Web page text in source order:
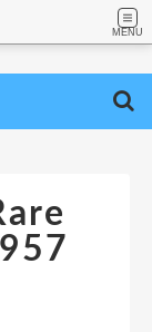
MENU